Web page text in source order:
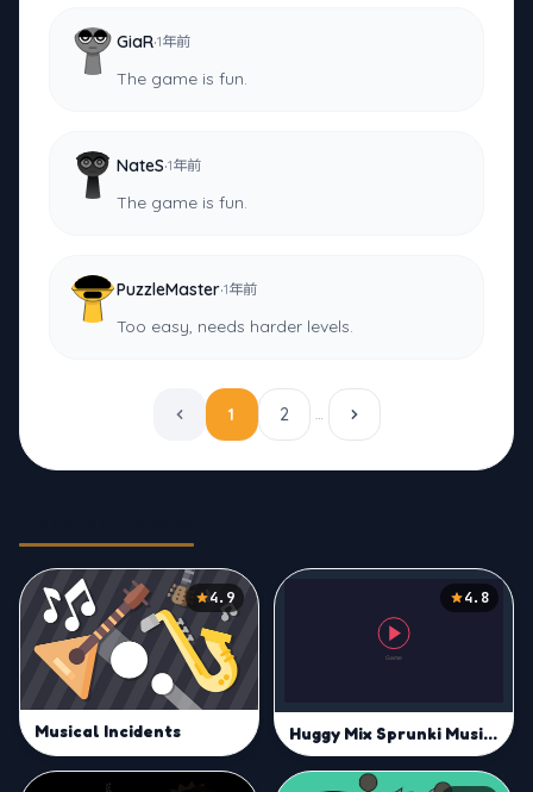
GiaR·1年前
The game is fun.
NateS·1年前
The game is fun.
PuzzleMaster·1年前
Too easy, needs harder levels.
1 2 …
4.9
Musical Incidents
4.8
Huggy Mix Sprunki Music Box